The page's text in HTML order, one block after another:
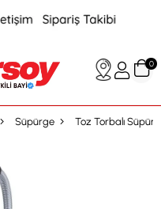
0
Süpürge Toz Torbalı